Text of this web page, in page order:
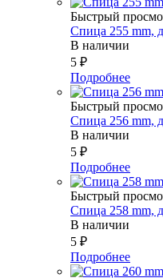
Быстрый
Спица 255 mm,
В наличии
5 ₽
Подробнее
Быстрый
Спица 256 mm,
В наличии
5 ₽
Подробнее
Быстрый
Спица 258 mm,
В наличии
5 ₽
Подробнее